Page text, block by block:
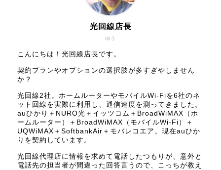
ゆう
光回線店長
こんにちは！光回線店長です。
契約プランやオプションの選択肢が多すぎやしません
か？
光回線2社。ホームルーターやモバイルWi-Fiを6社のネ
ット回線を実際に利用し、通信速度を測ってきました。
auひかり＋NURO光＋イッツコム＋BroadWiMAX（ホ
ームルーター）＋BroadWiMAX（モバイルWi-Fi）＋
UQWiMAX＋SoftbankAir＋モバレコエア。現在auひか
りを契約しています。
光回線代理店に情報を求めて電話したつもりが、意外と
電話先の担当者が間違った回答言うので、こっちが教え